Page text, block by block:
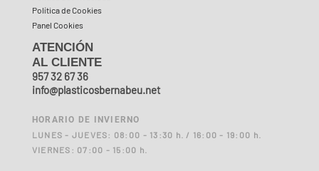
Política de Cookies
Panel Cookies
ATENCIÓN
AL CLIENTE
957 32 67 36
info@plasticosbernabeu.net
HORARIO DE INVIERNO
LUNES - JUEVES: 08:00 - 13:30 h. / 16:00 - 19:00 h.
VIERNES: 07:00 - 15:00 h.